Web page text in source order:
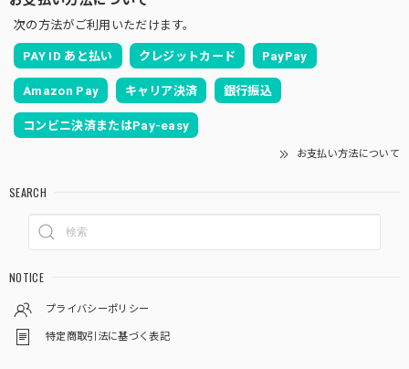
次の方法がご利用いただけます。
PAY ID あと払い クレジットカード PayPay
Amazon Pay キャリア決済 銀行振込
コンビニ決済またはPay-easy
お支払い方法について
SEARCH
NOTICE
プライバシーポリシー
特定商取引法に基づく表記